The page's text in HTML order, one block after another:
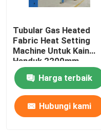
Tubular Gas Heated
Fabric Heat Setting
Machine Untuk Kain
Handuk 2200mm
Harga terbaik
Hubungi kami